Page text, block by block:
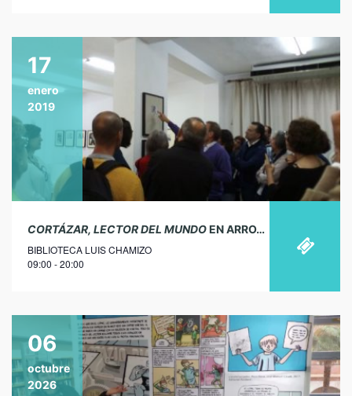
17
enero
2019
CORTÁZAR, LECTOR DEL MUNDOEN ARROYO DE SAN SERVÁN
BIBLIOTECA LUIS CHAMIZO
09:00 - 20:00
06
octubre
2026